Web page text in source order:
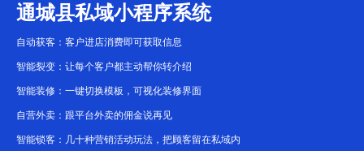
通城县私域小程序系统
自动获客：客户进店消费即可获取信息
智能裂变：让每个客户都主动帮你转介绍
智能装修：一键切换模板，可视化装修界面
自营外卖：跟平台外卖的佣金说再见
智能锁客：几十种营销活动玩法，把顾客留在私域内